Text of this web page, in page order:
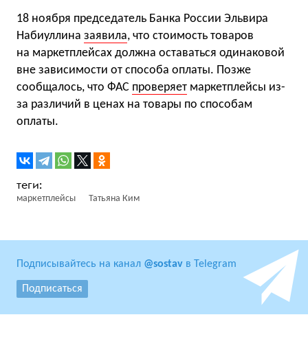
18 ноября председатель Банка России Эльвира
Набиуллина заявила, что стоимость товаров
на маркетплейсах должна оставаться одинаковой
вне зависимости от способа оплаты. Позже
сообщалось, что ФАС проверяет маркетплейсы из-
за различий в ценах на товары по способам
оплаты.
маркетплейсы Татьяна Ким
Подписывайтесь на канал @sostav в Telegram
Подписаться